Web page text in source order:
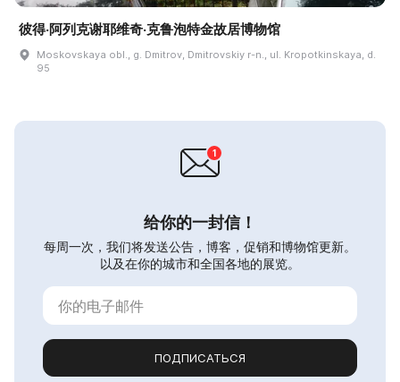
彼得·阿列克谢耶维奇·克鲁泡特金故居博物馆
Moskovskaya obl., g. Dmitrov, Dmitrovskiy r-n., ul. Kropotkinskaya, d.
95
给你的一封信！
每周一次，我们将发送公告，博客，促销和博物馆更新。
以及在你的城市和全国各地的展览。
ПОДПИСАТЬСЯ